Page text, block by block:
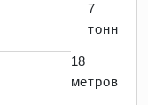
7
тонн
18
метров